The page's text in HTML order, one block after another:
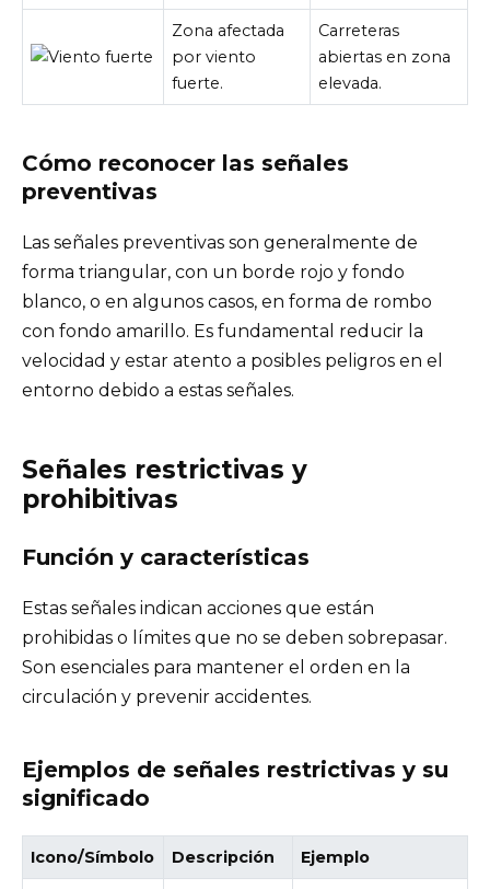
Zona afectada
por viento
fuerte.
Carreteras
abiertas en zona
elevada.
Cómo reconocer las señales
preventivas
Las señales preventivas son generalmente de
forma triangular, con un borde rojo y fondo
blanco, o en algunos casos, en forma de rombo
con fondo amarillo. Es fundamental reducir la
velocidad y estar atento a posibles peligros en el
entorno debido a estas señales.
Señales restrictivas y
prohibitivas
Función y características
Estas señales indican acciones que están
prohibidas o límites que no se deben sobrepasar.
Son esenciales para mantener el orden en la
circulación y prevenir accidentes.
Ejemplos de señales restrictivas y su
significado
Icono/Símbolo Descripción Ejemplo